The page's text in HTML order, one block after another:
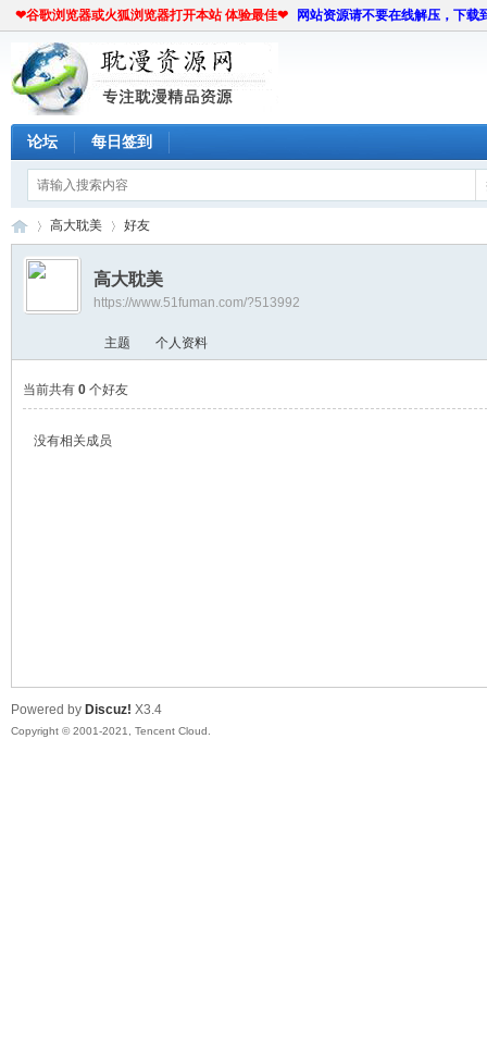
❤谷歌浏览器或火狐浏览器打开本站 体验最佳❤ 网站资源请不要在线解压，下载
论坛 每日签到
›
高大耽美 好友
高大耽美
https://www.51fuman.com/?513992
主题 个人资料
当前共有 0 个好友
没有相关成员
Powered by Discuz! X3.4
Copyright © 2001-2021, Tencent Cloud.